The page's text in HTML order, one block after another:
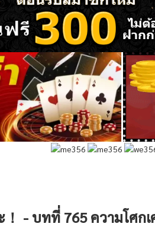
- บทที่ 765 ความโศกเ